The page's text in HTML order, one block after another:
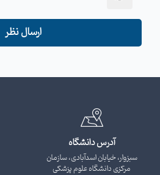
ارسال نظر
آدرس دانشگاه
سبزوار، خیابان اسدآبادی، سازمان
مرکزی دانشگاه علوم پزشکی